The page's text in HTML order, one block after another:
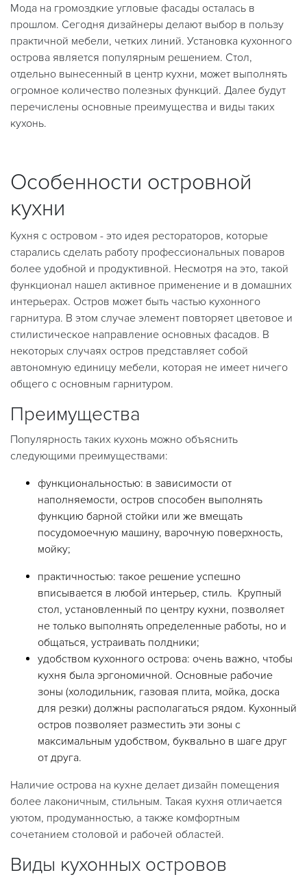
Мода на громоздкие угловые фасады осталась в
прошлом. Сегодня дизайнеры делают выбор в пользу
практичной мебели, четких линий. Установка кухонного
острова является популярным решением. Стол,
отдельно вынесенный в центр кухни, может выполнять
огромное количество полезных функций. Далее будут
перечислены основные преимущества и виды таких
кухонь.
Особенности островной
кухни
Кухня с островом - это идея рестораторов, которые
старались сделать работу профессиональных поваров
более удобной и продуктивной. Несмотря на это, такой
функционал нашел активное применение и в домашних
интерьерах. Остров может быть частью кухонного
гарнитура. В этом случае элемент повторяет цветовое и
стилистическое направление основных фасадов. В
некоторых случаях остров представляет собой
автономную единицу мебели, которая не имеет ничего
общего с основным гарнитуром.
Преимущества
Популярность таких кухонь можно объяснить
следующими преимуществами:
функциональностью: в зависимости от
наполняемости, остров способен выполнять
функцию барной стойки или же вмещать
посудомоечную машину, варочную поверхность,
мойку;
практичностью: такое решение успешно
вписывается в любой интерьер, стиль. Крупный
стол, установленный по центру кухни, позволяет
не только выполнять определенные работы, но и
общаться, устраивать полдники;
удобством кухонного острова: очень важно, чтобы
кухня была эргономичной. Основные рабочие
зоны (холодильник, газовая плита, мойка, доска
для резки) должны располагаться рядом. Кухонный
остров позволяет разместить эти зоны с
максимальным удобством, буквально в шаге друг
от друга.
Наличие острова на кухне делает дизайн помещения
более лаконичным, стильным. Такая кухня отличается
уютом, продуманностью, а также комфортным
сочетанием столовой и рабочей областей.
Виды кухонных островов